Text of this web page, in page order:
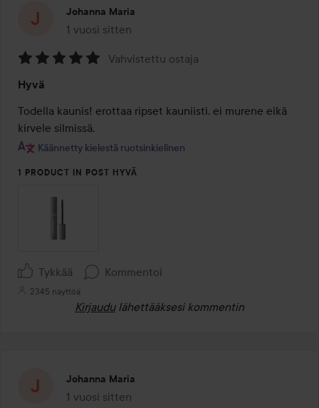
Johanna Maria
1 vuosi sitten
Viesti luotiin 1 vuosi sitten
5
/
5
Vahvistettu ostaja
Hyvä
Todella kaunis! erottaa ripset kauniisti. ei murene eikä
kirvele silmissä.
Käännetty kielestä ruotsinkielinen
1 PRODUCT IN POST HYVÄ
Tykkää Kommentoi
2345 näyttöä
Kirjaudu lähettääksesi kommentin
Johanna Maria
1 vuosi sitten
Viesti luotiin 1 vuosi sitten